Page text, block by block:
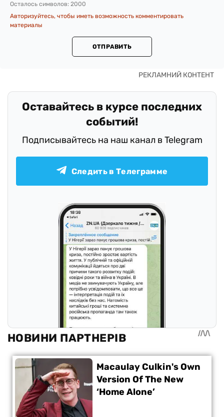
Осталось символов: 2000
Авторизуйтесь, чтобы иметь возможность комментировать
материалы
ОТПРАВИТЬ
Оставайтесь в курсе последних
событий!
Подписывайтесь на наш канал в Telegram
Следить в Телеграмме